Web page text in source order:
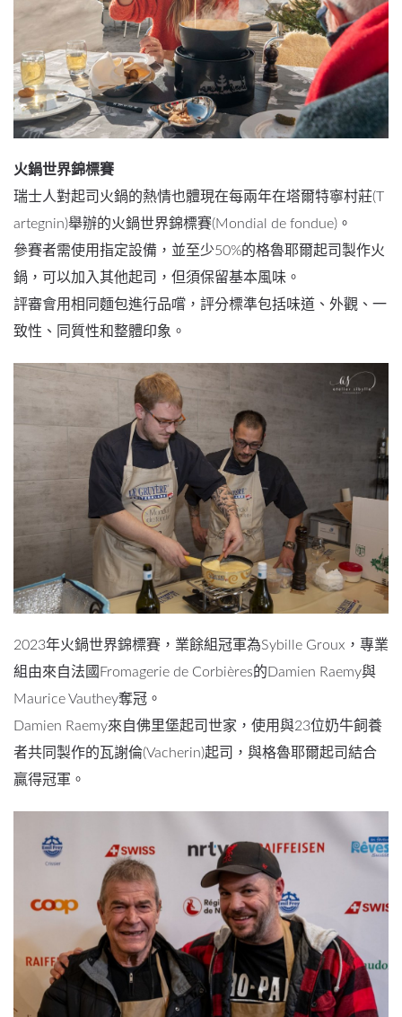
火鍋世界錦標賽
瑞士人對起司火鍋的熱情也體現在每兩年在塔爾特寧村莊(T
artegnin)舉辦的火鍋世界錦標賽(Mondial de fondue)。
參賽者需使用指定設備，並至少50%的格魯耶爾起司製作火
鍋，可以加入其他起司，但須保留基本風味。
評審會用相同麵包進行品嚐，評分標準包括味道、外觀、一
致性、同質性和整體印象。
2023年火鍋世界錦標賽，業餘組冠軍為Sybille Groux，專業
組由來自法國Fromagerie de Corbières的Damien Raemy與
Maurice Vauthey奪冠。
Damien Raemy來自佛里堡起司世家，使用與23位奶牛飼養
者共同製作的瓦謝倫(Vacherin)起司，與格魯耶爾起司結合
贏得冠軍。